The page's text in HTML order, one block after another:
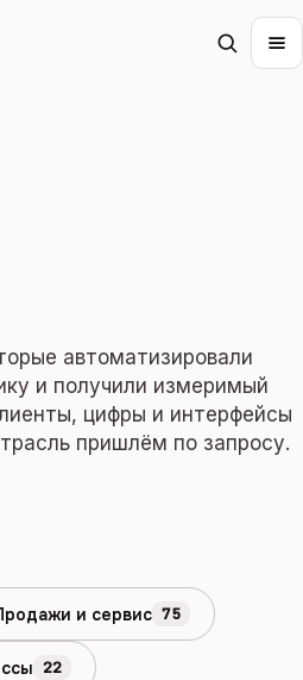
автоматизировали
и получили измеримый
цифры и интерфейсы
пришлём по запросу.
и сервис 75
22